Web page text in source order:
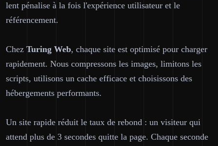
lent pénalise à la fois l'expérience utilisateur et le
référencement.
Chez Turing Web, chaque site est optimisé pour charger
rapidement. Nous compressons les images, limitons les
scripts, utilisons un cache efficace et choisissons des
hébergements performants.
Un site rapide réduit le taux de rebond : un visiteur qui
attend plus de 3 secondes quitte la page. Chaque seconde